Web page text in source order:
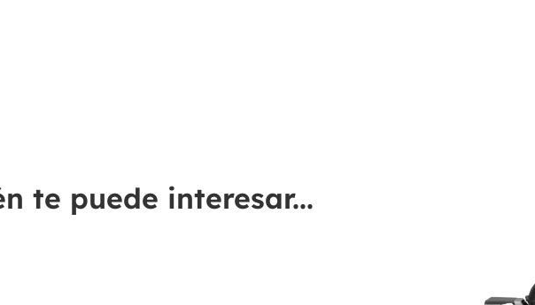
te puede interesar...